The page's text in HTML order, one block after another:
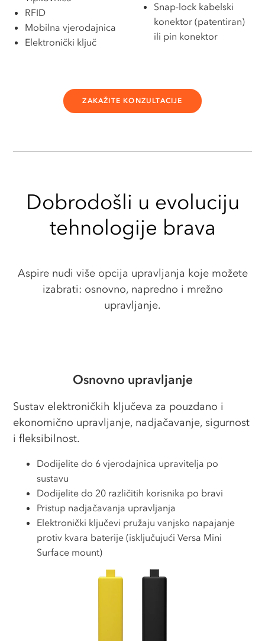
RFID
Mobilna vjerodajnica
Elektronički ključ
Snap-lock kabelski
konektor (patentiran)
ili pin konektor
ZAKAŽITE KONZULTACIJE
Dobrodošli u evoluciju
tehnologije brava
Aspire nudi više opcija upravljanja koje možete
izabrati: osnovno, napredno i mrežno
upravljanje.
Osnovno upravljanje
Sustav elektroničkih ključeva za pouzdano i
ekonomično upravljanje, nadjačavanje, sigurnost
i fleksibilnost.
Dodijelite do 6 vjerodajnica upravitelja po
sustavu
Dodijelite do 20 različitih korisnika po bravi
Pristup nadjačavanja upravljanja
Elektronički ključevi pružaju vanjsko napajanje
protiv kvara baterije (isključujući Versa Mini
Surface mount)